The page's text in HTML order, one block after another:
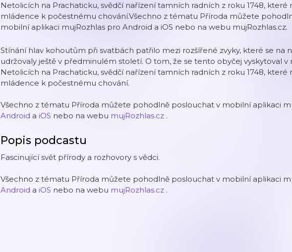
Netolicích na Prachaticku, svědčí nařízení tamních radních z roku 1748, které
mládence k počestnému chování.Všechno z tématu Příroda můžete
mobilní aplikaci mujRozhlas pro Android a iOS nebo na webu mujRozhlas.cz.
Stínání hlav kohoutům při svatbách patřilo mezi rozšířené zvyky, které se na
udržovaly ještě v předminulém století. O tom, že se tento obyčej vyskytoval v
Netolicích na Prachaticku, svědčí nařízení tamních radních z roku 1748, které
mládence k počestnému chování.
Všechno z tématu Příroda můžete pohodlně poslouchat v mobilní aplikaci
Android a iOS nebo na webu mujRozhlas.cz .
Popis podcastu
Fascinující svět přírody a rozhovory s vědci.
Všechno z tématu Příroda můžete pohodlně poslouchat v mobilní aplikaci
Android a iOS nebo na webu mujRozhlas.cz .